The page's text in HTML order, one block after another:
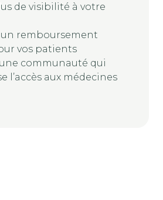
de visibilité à votre
remboursement
vos patients
communauté qui
l’accès aux médecines